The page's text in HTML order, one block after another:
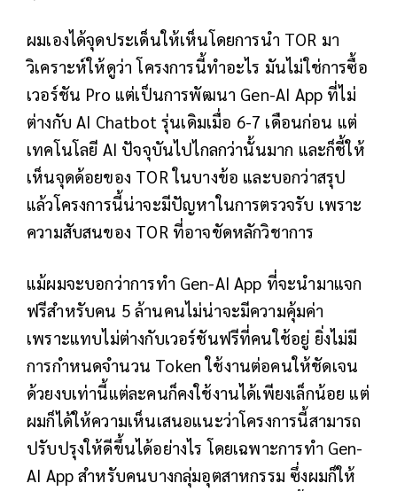
ผมเองได้จุดประเด็นให้เห็นโดยการนำ TOR มา
วิเคราะห์ให้ดูว่า โครงการนี้ทำอะไร มันไม่ใช่การซื้อ
เวอร์ชัน Pro แต่เป็นการพัฒนา Gen-AI App ที่ไม่
ต่างกับ AI Chatbot รุ่นเดิมเมื่อ 6-7 เดือนก่อน แต่
เทคโนโลยี AI ปัจจุบันไปไกลกว่านั้นมาก และก็ชี้ให้
เห็นจุดด้อยของ TOR ในบางข้อ และบอกว่าสรุป
แล้วโครงการนี้น่าจะมีปัญหาในการตรวจรับ เพราะ
ความสับสนของ TOR ที่อาจขัดหลักวิชาการ
แม้ผมจะบอกว่าการทำ Gen-AI App ที่จะนำมาแจก
ฟรีสำหรับคน 5 ล้านคนไม่น่าจะมีความคุ้มค่า
เพราะแทบไม่ต่างกับเวอร์ชันฟรีที่คนใช้อยู่ ยิ่งไม่มี
การกำหนดจำนวน Token ใช้งานต่อคนให้ชัดเจน
ด้วยงบเท่านี้แต่ละคนก็คงใช้งานได้เพียงเล็กน้อย แต่
ผมก็ได้ให้ความเห็นเสนอแนะว่าโครงการนี้สามารถ
ปรับปรุงให้ดีขึ้นได้อย่างไร โดยเฉพาะการทำ Gen-
AI App สำหรับคนบางกลุ่มอุตสาหกรรม ซึ่งผมก็ให้